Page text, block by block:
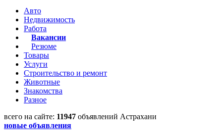
Авто
Недвижимость
Работа
Вакансии
Резюме
Товары
Услуги
Строительство и ремонт
Животные
Знакомства
Разное
всего на сайте: 11947 объявлений Астрахани
новые объявления